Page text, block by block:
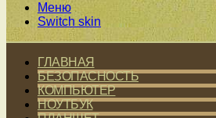
Меню
Switch skin
ГЛАВНАЯ
БЕЗОПАСНОСТЬ
КОМПЬЮТЕР
НОУТБУК